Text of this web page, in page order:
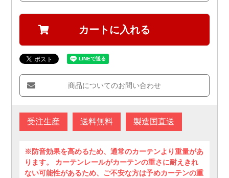
カートに入れる
商品についてのお問い合わせ
受注生産 送料無料 製造国直送
※防音効果を高めるため、通常のカーテンより重量があ
ります。 カーテンレールがカーテンの重さに耐えきれ
ない可能性があるため、ご不安な方は予めカーテンの重